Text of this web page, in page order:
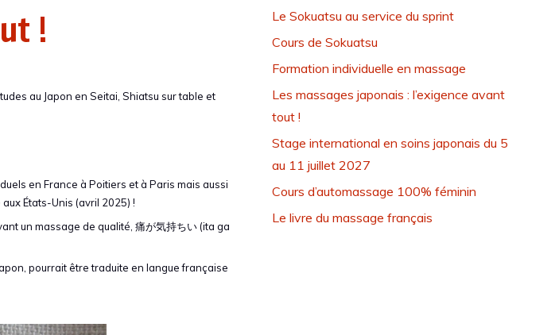
!
au Japon en Seitai, Shiatsu sur table et
en France à Poitiers et à Paris mais aussi
États-Unis (avril 2025) !
un massage de qualité, 痛が気持ちい (ita ga
pourrait être traduite en langue française
Le Sokuatsu au service du sprint
Cours de Sokuatsu
Formation individuelle en massage
Les massages japonais : l’exigence avant
tout !
Stage international en soins japonais du 5
au 11 juillet 2027
Cours d’automassage 100% féminin
Le livre du massage français